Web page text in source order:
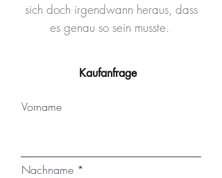
sich doch irgendwann heraus, dass
es genau so sein musste.
Kaufanfrage
Vorname
Nachname